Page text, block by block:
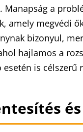
Manapság a
amely megvédi
bizonyul,
hajlamos a
is célszerű